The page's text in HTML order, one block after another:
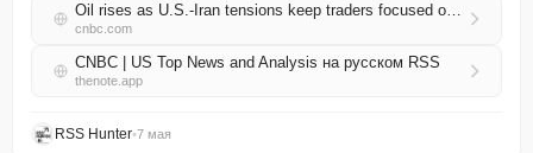
Oil rises as U.S.-Iran tensions keep traders focused on Strait of Hormuz risks
cnbc.com
CNBC | US Top News and Analysis на русском RSS
thenote.app
RSS Hunter•7 мая